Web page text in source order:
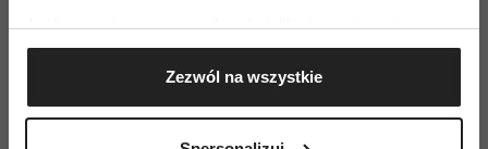
Jeśli wyrazisz na to zgodę, chcielibyśmy również:
Gromadzić dane dotyczące Twojej lokalizacji
geograficznej z dokładnością nawet do kilku metrów
Identyfikować Twoje urządzenie, aktywnie
Zezwól na wszystkie
☛JAK DBAĆ O ZDROWIE LATEM?– Zalecenia
Rafała Beckera, eksperta Tradycyjnej Medycyny